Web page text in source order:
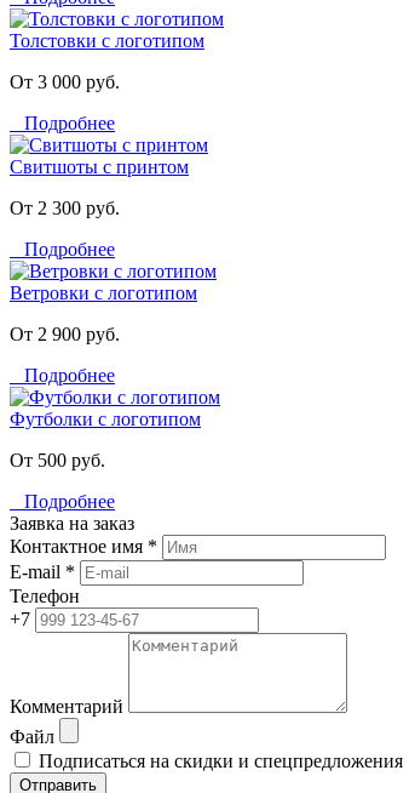
Толстовки с логотипом
От 3 000 руб.
Подробнее
Свитшоты с принтом
От 2 300 руб.
Подробнее
Ветровки с логотипом
От 2 900 руб.
Подробнее
Футболки с логотипом
От 500 руб.
Подробнее
Заявка на заказ
Контактное имя *
E-mail *
Телефон
+7
Комментарий
Файл
Подписаться на скидки и спецпредложения
Отправить